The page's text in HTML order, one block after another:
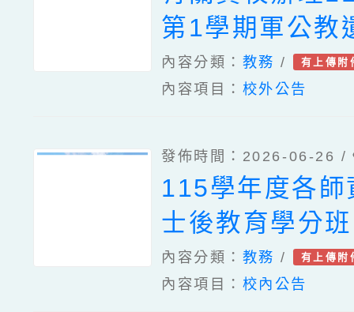
第1學期軍公教
障礙榮軍子女
待申請事宜，
內容分類： 教務 / 有上傳附
內容項目： 校外公告
發佈時間：2026-06-26 /
115學年度各師
士後教育學分
訊，請協助公
華大學臺灣語
內容分類： 教務 / 有上傳附
內容項目： 校內公告